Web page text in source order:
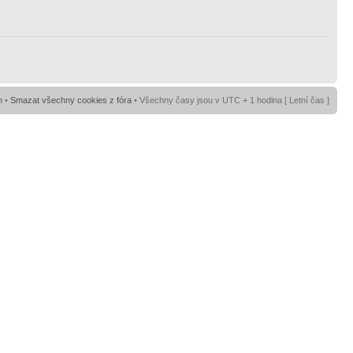
• Smazat všechny cookies z fóra • Všechny časy jsou v UTC + 1 hodina [ Letní čas ]